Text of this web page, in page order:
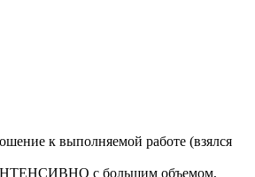
к выполняемой работе (взялся
с большим объемом,